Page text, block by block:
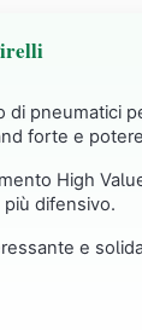
di pneumatici
forte e
High
difensivo.
e